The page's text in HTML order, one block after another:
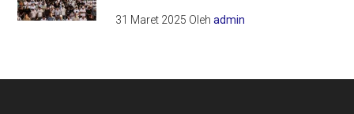
31 Maret 2025 Olehadmin